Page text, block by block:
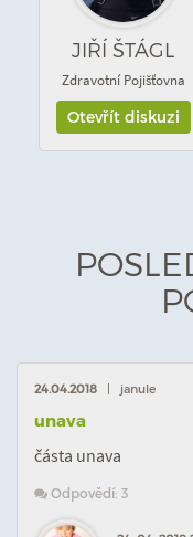
JIŘÍ ŠTÁGL
Zdravotní Pojišťovna
Otevřít diskuzi
24.04.2018 | janule
unava
částa unava
Odpovědí: 3